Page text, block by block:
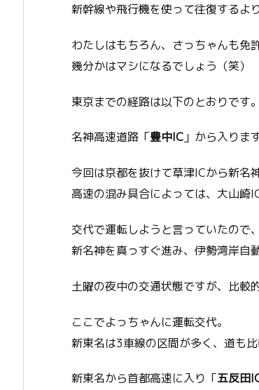
新幹線や飛行機を使って往復するよ
わたしはもちろん、さっちゃんも免
幾分かはマシになるでしょう（笑）
東京までの経路は以下のとおりです。
名神高速道路「豊中IC 」から入ります
今回は京都を抜けて草津ICから新名
高速の混み具合によっては、大山崎
交代で運転しようと言っていたので
新名神を真っすぐ進み、伊勢湾岸自
土曜の夜中の交通状態ですが、比較
ここでよっちゃんに運転交代。
新東名は3車線の区間が多く、道も
新東名から首都高速に入り「五反田